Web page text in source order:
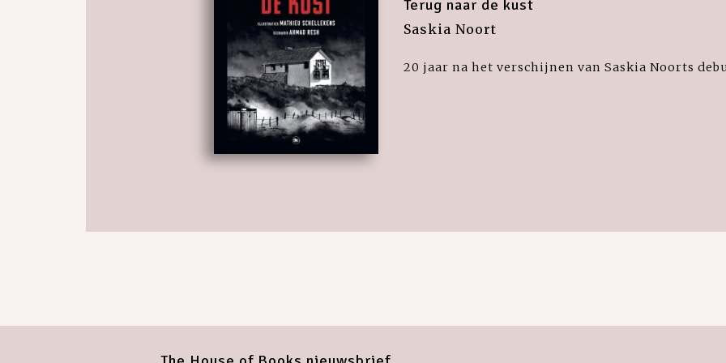
Terug naar de kust
Saskia Noort
20 jaar na het verschijnen van Saskia Noorts